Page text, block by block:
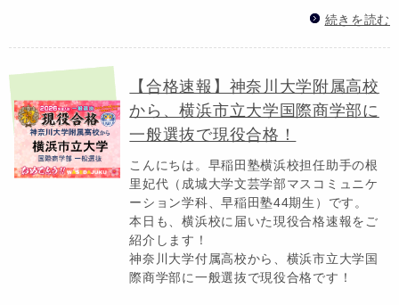
続きを読む
【合格速報】神奈川大学附属高校
から、横浜市立大学国際商学部に
一般選抜で現役合格！
こんにちは。早稲田塾横浜校担任助手の根
里妃代（成城大学文芸学部マスコミュニケ
ーション学科、早稲田塾44期生）です。
本日も、横浜校に届いた現役合格速報をご
紹介します！
神奈川大学付属高校から、横浜市立大学国
際商学部に一般選抜で現役合格です！